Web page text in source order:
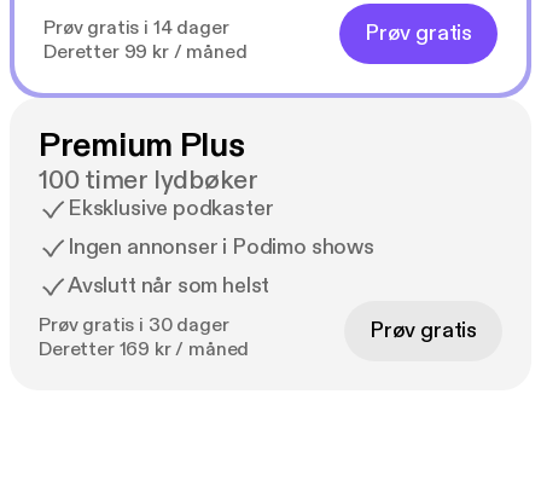
Prøv gratis i 14 dager
Deretter 99 kr / måned
Prøv gratis
Premium Plus
100 timer lydbøker
Eksklusive podkaster
Ingen annonser i Podimo shows
Avslutt når som helst
Prøv gratis i 30 dager
Deretter 169 kr / måned
Prøv gratis